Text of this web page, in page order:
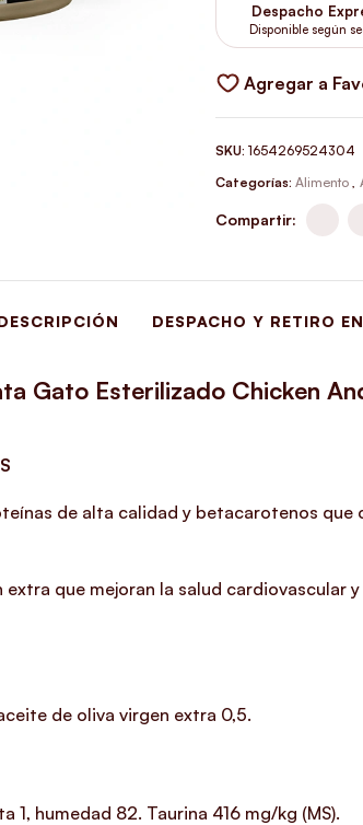
Despacho
Disponible según
Agregar a
SKU: 1654269524304
Categorías: Alimento ,
Compartir:
DESPACHO Y RETIRO
Gato Esterilizado Chicken
de alta calidad y betacarotenos
que mejoran la salud cardiovascular
de oliva virgen extra 0,5.
humedad 82. Taurina 416 mg/kg (MS).